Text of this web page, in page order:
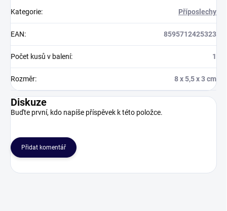
Kategorie: Příposlechy
EAN: 8595712425323
Počet kusů v balení: 1
Rozměr: 8 x 5,5 x 3 cm
Diskuze
Buďte první, kdo napíše příspěvek k této položce.
Přidat komentář